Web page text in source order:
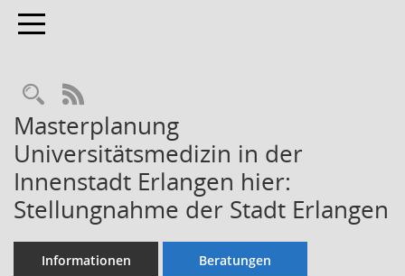
Toggle navigation
Rechercheauswahl
RSS-Feed
Masterplanung
Universitätsmedizin in der
Innenstadt Erlangen hier:
Stellungnahme der Stadt Erlangen
Informationen Beratungen